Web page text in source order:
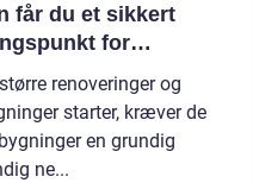
får du et sikkert
for
renoveringer og
starter, kræver de
en grundig
ne...